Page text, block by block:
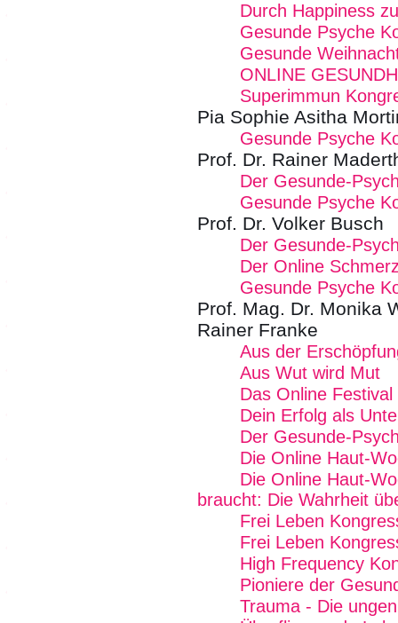
Durch Happiness
Gesunde Psyche
Gesunde
ONLINE
Superimmun
Pia Sophie Asitha
Gesunde Psyche
Prof. Dr. Rainer
Der Gesunde-
Gesunde Psyche
Prof. Dr. Volker Busch
Der Gesunde-
Der Online
Gesunde Psyche
Prof. Mag. Dr. Monika
Rainer Franke
Aus der
Aus Wut wird Mut
Das Online
Dein Erfolg als
Der Gesunde-
Die Online Haut-
Die Online Haut-
braucht: Die Wahrheit
Frei Leben
Frei Leben
High Frequency
Pioniere der
Trauma - Die